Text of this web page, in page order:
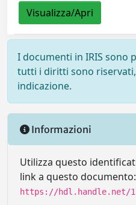
Visualizza/Apri
I documenti in IRIS sono
tutti i diritti sono
indicazione.
Informazioni
Utilizza questo
link a questo documento:
https://hdl.handle.net/